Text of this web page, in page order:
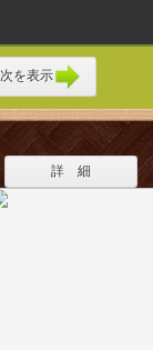
次を表示
詳 細